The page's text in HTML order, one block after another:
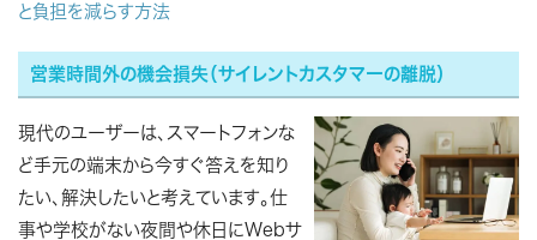
と負担を減らす方法
営業時間外の機会損失（サイレントカスタマーの離脱）
現代のユーザーは、スマートフォンな
ど手元の端末から今すぐ答えを知り
たい、解決したいと考えています。仕
事や学校がない夜間や休日にWebサ